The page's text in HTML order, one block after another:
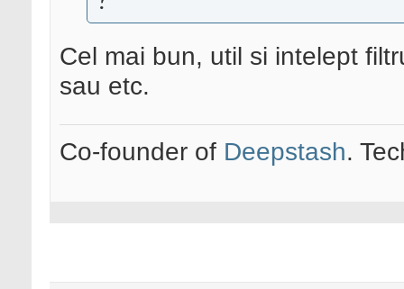
Cel mai bun, util si intelept
sau etc.
Co-founder of Deepstash.